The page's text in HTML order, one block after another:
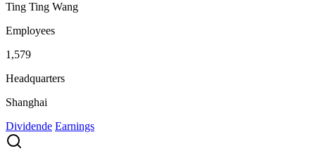
Ting Ting Wang
Employees
1,579
Headquarters
Shanghai
Dividende Earnings